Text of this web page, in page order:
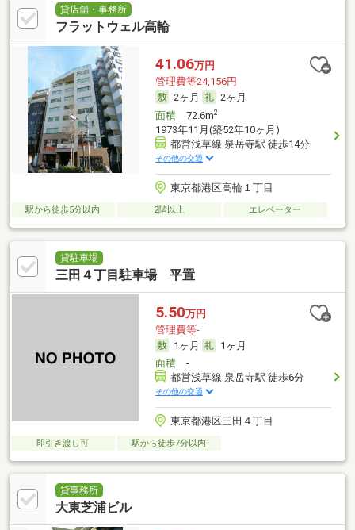
貸店舗・事務所
フラットウェル高輪
41.06万円
管理費等24,156円
2ヶ月
2ヶ月
面積72.6m2
1973年11月(築52年10ヶ月)
都営浅草線 泉岳寺駅 徒歩14分
その他の交通
東京都港区高輪１丁目
駅から徒歩5分以内 2階以上 エレベーター
貸駐車場
三田４丁目駐車場 平置
5.50万円
管理費等-
1ヶ月
1ヶ月
面積-
都営浅草線 泉岳寺駅 徒歩6分
その他の交通
東京都港区三田４丁目
即引き渡し可 駅から徒歩7分以内
貸事務所
大東芝浦ビル